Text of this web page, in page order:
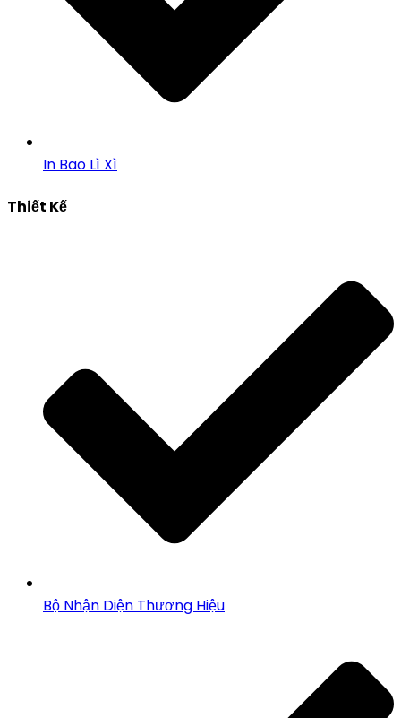
In Bao Lì Xì
Thiết Kế
Bộ Nhận Diện Thương Hiệu